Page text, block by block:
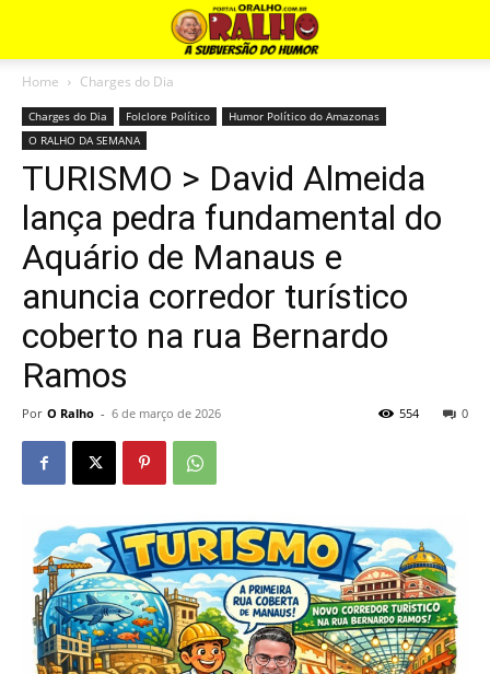
Home Charges do Dia
Charges do Dia Folclore Político
Humor Político do Amazonas
O RALHO DA SEMANA
TURISMO > David Almeida
lança pedra fundamental do
Aquário de Manaus e
anuncia corredor turístico
coberto na rua Bernardo
Ramos
Por O Ralho - 6 de março de 2026 0
554